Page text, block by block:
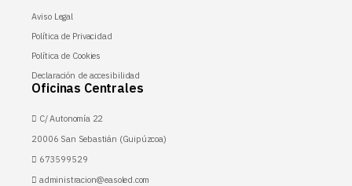
Aviso Legal
Política de Privacidad
Política de Cookies
Declaración de accesibilidad
Oficinas Centrales
C/ Autonomía 22
20006 San Sebastián (Guipúzcoa)
673599529
administracion@easoled.com